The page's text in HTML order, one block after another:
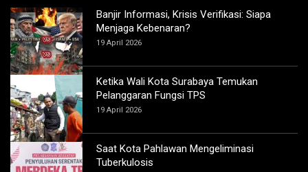
Banjir Informasi, Krisis Verifikasi: Siapa
Menjaga Kebenaran?
19 April 2026
Ketika Wali Kota Surabaya Temukan
Pelanggaran Fungsi TPS
19 April 2026
Saat Kota Pahlawan Mengeliminasi
Tuberkulosis